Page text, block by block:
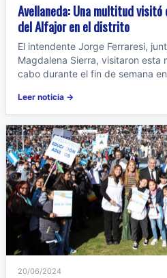
Avellaneda: Una multitud
del Alfajor en el distrito
El intendente Jorge Ferraresi,
Magdalena Sierra, visitaron esta
cabo durante el fin de semana
Leer noticia →
20/06/2024